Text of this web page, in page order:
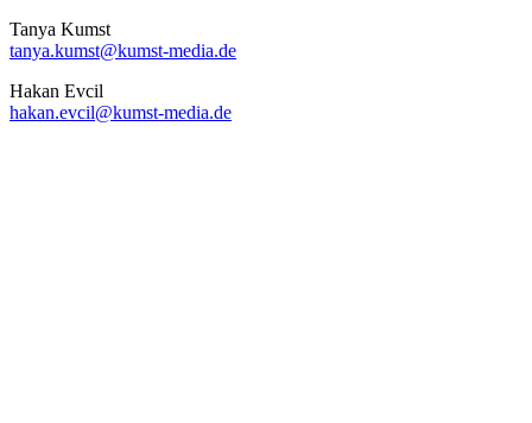
Tanya Kumst
tanya.kumst@kumst-media.de
Hakan Evcil
hakan.evcil@kumst-media.de